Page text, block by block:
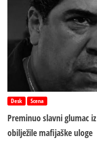
Desk Scena
Preminuo slavni glumac
obilježile mafijaške uloge